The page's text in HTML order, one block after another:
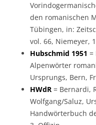
den romanischen
Tübingen, in:
vol. 66, Niemeyer,
Hubschmid 1951 =
Alpenwörter
Ursprungs, Bern,
HWdR = Bernardi,
Wolfgang/Saluz,
Handwörterbuch